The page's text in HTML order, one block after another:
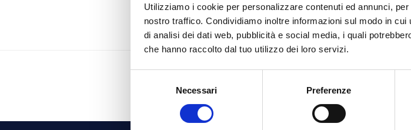
Utilizziamo i cookie per personalizzare contenuti ed annunci,
nostro traffico. Condividiamo inoltre informazioni sul modo in
di analisi dei dati web, pubblicità e social media, i quali
che hanno raccolto dal tuo utilizzo dei loro servizi.
Necessari Preferenze